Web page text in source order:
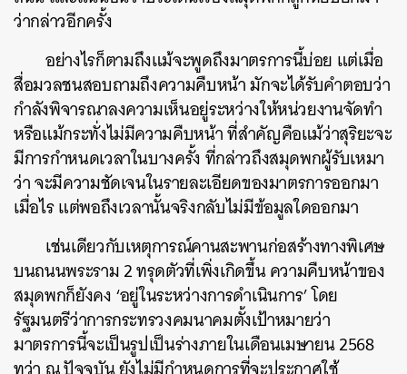
ว่ากล่าวอีกครั้ง
อย่างไรก็ตามถึงแม้จะพูดถึงมาตรการนี้บ่อย แต่เมื่อ
สื่อมวลชนสอบถามถึงความคืบหน้า มักจะได้รับคำตอบว่า
กำลังพิจารณาลงความเห็นอยู่ระหว่างให้หน่วยงานจัดทำ
หรือแม้กระทั่งไม่มีความคืบหน้า ที่สำคัญคือแม้ว่าสุริยะจะ
มีการกำหนดเวลาในบางครั้ง ที่กล่าวถึงสมุดพกผู้รับเหมา
ว่า จะมีความชัดเจนในรายละเอียดของมาตรการออกมา
เมื่อไร แต่พอถึงเวลานั้นจริงกลับไม่มีข้อมูลใดออกมา
เช่นเดียวกับเหตุการณ์คานสะพานก่อสร้างทางพิเศษ
บนถนนพระราม 2 ทรุดตัวที่เพิ่งเกิดขึ้น ความคืบหน้าของ
สมุดพกก็ยังคง ‘อยู่ในระหว่างการดำเนินการ’ โดย
รัฐมนตรีว่าการกระทรวงคมนาคมตั้งเป้าหมายว่า
มาตรการนี้จะเป็นรูปเป็นร่างภายในเดือนเมษายน 2568